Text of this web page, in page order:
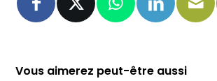
Vous aimerez peut-être aussi